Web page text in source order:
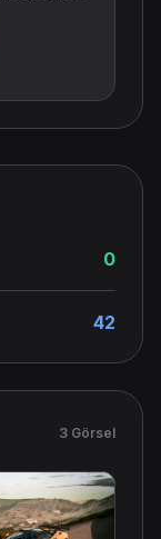
0
42
3 Görsel